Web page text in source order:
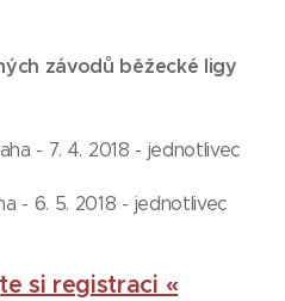
závodů běžecké ligy
- 7. 4. 2018 - jednotlivec
- 6. 5. 2018 - jednotlivec
si registraci «